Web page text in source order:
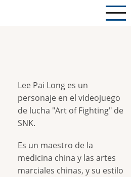
Lee Pai Long es un
personaje en el videojuego
de lucha "Art of Fighting" de
SNK.
Es un maestro de la
medicina china y las artes
marciales chinas, y su estilo